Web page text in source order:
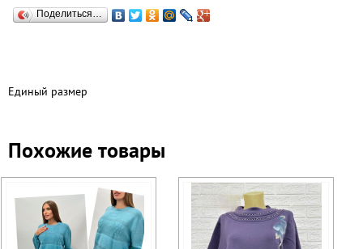
Поделиться…
Единый размер
Похожие товары